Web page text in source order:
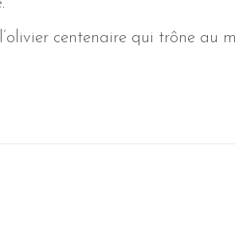
centenaire qui trône au